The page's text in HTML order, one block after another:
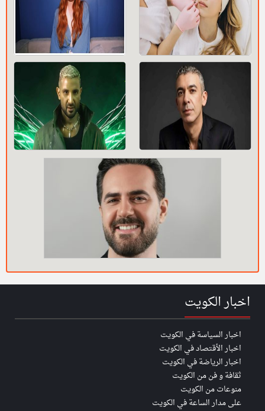
اخبار الكويت
اخبار السياسة في الكويت
اخبار الأقتصاد في الكويت
اخبار الرياضة في الكويت
ثقافة و فن من الكويت
منوعات من الكويت
على مدار الساعة في الكويت